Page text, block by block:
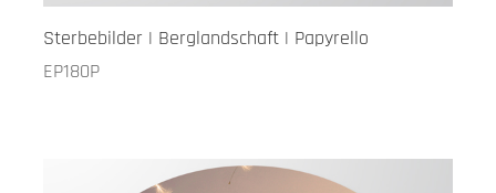
Sterbebilder | Berglandschaft | Papyrello
EP180P